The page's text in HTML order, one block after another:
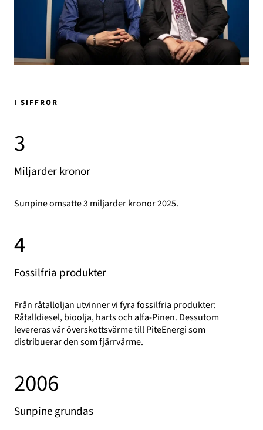
I SIFFROR
3
Miljarder kronor
Sunpine omsatte 3 miljarder kronor 2025.
4
Fossilfria produkter
Från råtalloljan utvinner vi fyra fossilfria produkter:
Råtalldiesel, bioolja, harts och alfa-Pinen. Dessutom
levereras vår överskottsvärme till PiteEnergi som
distribuerar den som fjärrvärme.
2006
Sunpine grundas